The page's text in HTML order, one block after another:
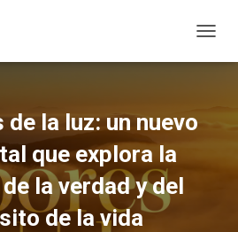
A
la luz: un nuevo
que explora la
la verdad y del
de la vida